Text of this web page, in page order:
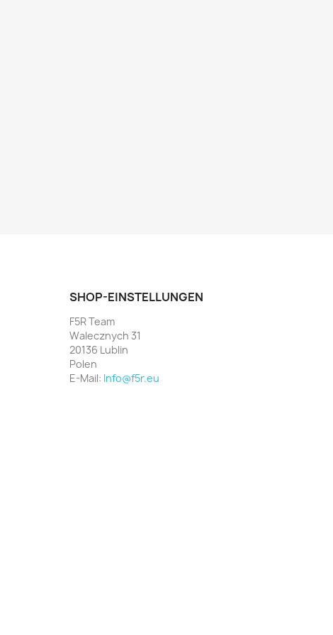
SHOP-EINSTELLUNGEN
F5R Team
Walecznych 31
20136 Lublin
Polen
E-Mail: Info@f5r.eu